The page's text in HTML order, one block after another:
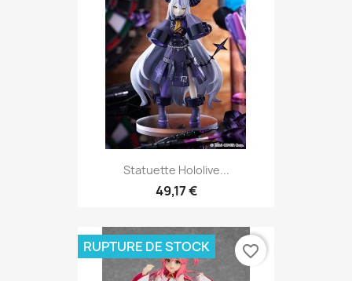
Statuette Hololive...
49,17 €
RUPTURE DE STOCK favorite_border